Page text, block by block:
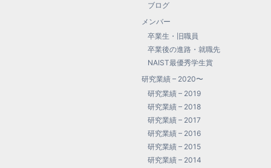
ブログ
メンバー
卒業生・旧職員
卒業後の進路・就職先
NAIST最優秀学生賞
研究業績 – 2020〜
研究業績 – 2019
研究業績 – 2018
研究業績 – 2017
研究業績 – 2016
研究業績 – 2015
研究業績 – 2014